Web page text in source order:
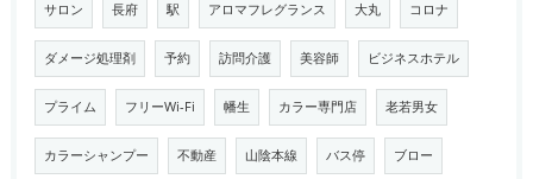
サロン 長府 駅 アロマフレグランス 大丸 コロナ
ダメージ処理剤 予約 訪問介護 美容師 ビジネスホテル
プライム フリーWi-Fi 幡生 カラー専門店 老若男女
カラーシャンプー 不動産 山陰本線 バス停 ブロー